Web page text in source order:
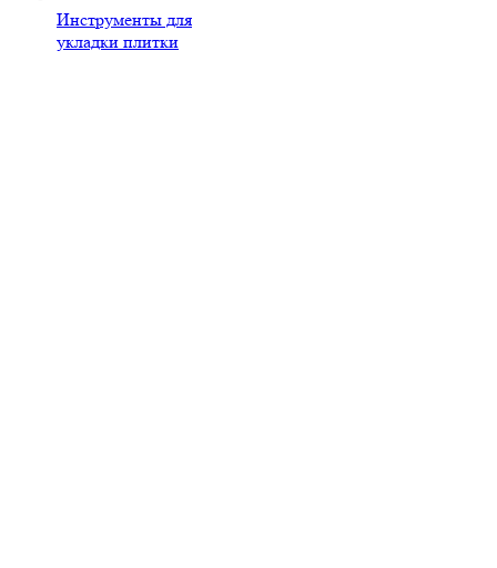
Инструменты для
укладки плитки